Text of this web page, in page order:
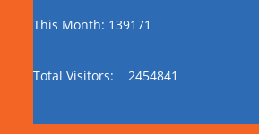
This Month: 139171
Total Visitors: 2454841